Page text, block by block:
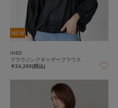
NEW
INED
ブラウジングギャザーブラウス
￥24,200(税込)